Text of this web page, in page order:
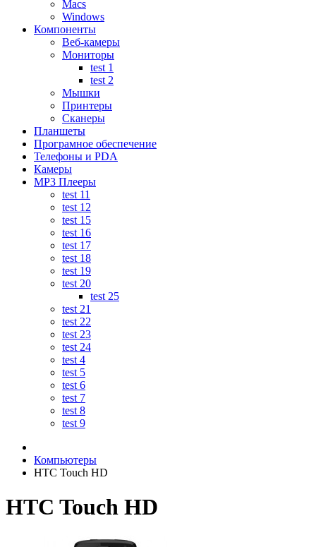
Macs
Windows
Компоненты
Веб-камеры
Мониторы
test 1
test 2
Мышки
Принтеры
Сканеры
Планшеты
Програмное обеспечение
Телефоны и PDA
Камеры
MP3 Плееры
test 11
test 12
test 15
test 16
test 17
test 18
test 19
test 20
test 25
test 21
test 22
test 23
test 24
test 4
test 5
test 6
test 7
test 8
test 9
Компьютеры
HTC Touch HD
HTC Touch HD